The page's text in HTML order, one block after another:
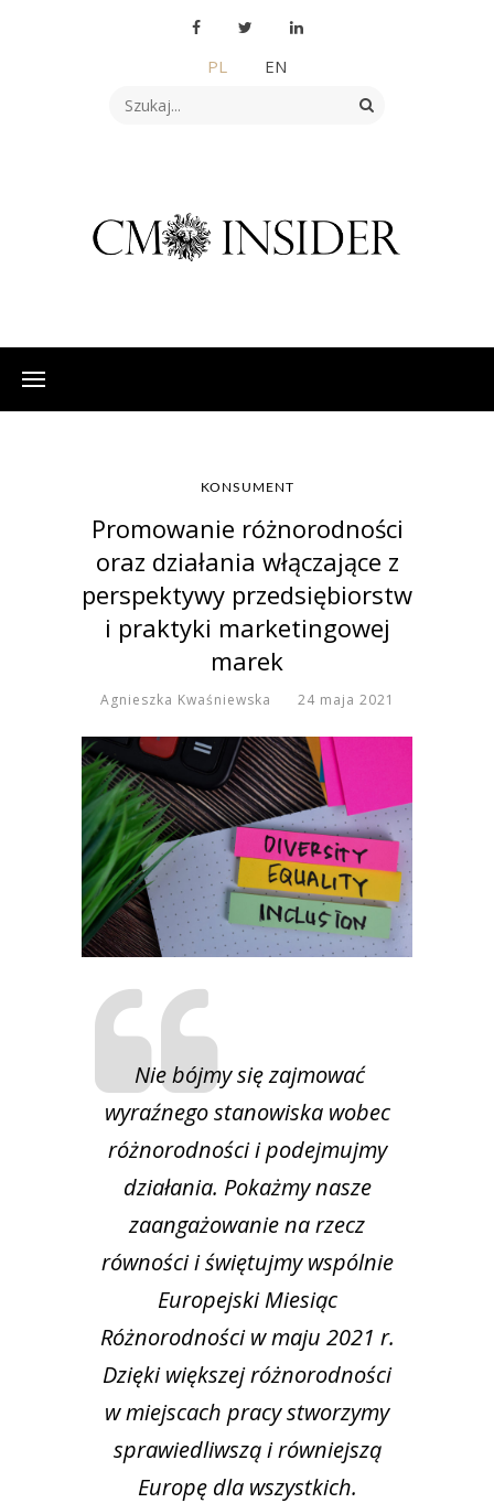
PL EN
KONSUMENT
Promowanie różnorodności
oraz działania włączające z
perspektywy przedsiębiorstw
i praktyki marketingowej
marek
Agnieszka Kwaśniewska 24 maja 2021
Nie bójmy się zajmować
wyraźnego stanowiska wobec
różnorodności i podejmujmy
działania. Pokażmy nasze
zaangażowanie na rzecz
równości i świętujmy wspólnie
Europejski Miesiąc
Różnorodności w maju 2021 r.
Dzięki większej różnorodności
w miejscach pracy stworzymy
sprawiedliwszą i równiejszą
Europę dla wszystkich.